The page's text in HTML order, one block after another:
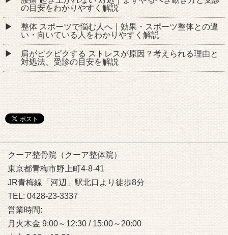
の目安をわかりやすく解説
整体 スポーツで悩む人へ｜効果・スポーツ整体との違
い・向いている人をわかりやすく解説
肩がピクピクする ストレスが原因？考えられる理由と
対処法、受診の目安を解説
クーア整骨院（クーア整体院）
東京都青梅市野上町4-8-41
JR青梅線「河辺」駅北口より徒歩8分
TEL: 0428-23-3337
営業時間:
月火木金 9:00～12:30 / 15:00～20:00